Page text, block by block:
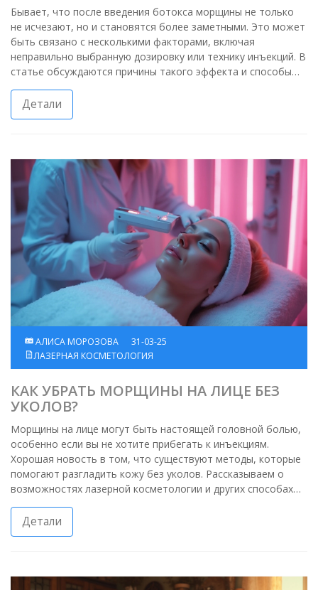
Бывает, что после введения ботокса морщины не только
не исчезают, но и становятся более заметными. Это может
быть связано с несколькими факторами, включая
неправильно выбранную дозировку или технику инъекций. В
статье обсуждаются причины такого эффекта и способы
избежать нежелательных последствий, а также полезные
советы по выбору специалиста и дальнейшему уходу за
кожей.
Детали
АЛИСА МОРОЗОВА
31-03-25
ЛАЗЕРНАЯ КОСМЕТОЛОГИЯ
КАК УБРАТЬ МОРЩИНЫ НА ЛИЦЕ БЕЗ
УКОЛОВ?
Морщины на лице могут быть настоящей головной болью,
особенно если вы не хотите прибегать к инъекциям.
Хорошая новость в том, что существуют методы, которые
помогают разгладить кожу без уколов. Рассказываем о
возможностях лазерной косметологии и других способах
ухода за кожей, которые могут помочь скрыть признаки
старения. Изучите, как современные технологии и
домашние процедуры могут улучшить состояние вашей
Детали